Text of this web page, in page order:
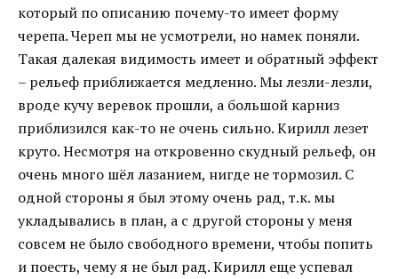
который по описанию почему-то имеет форму
черепа. Череп мы не усмотрели, но намек поняли.
Такая далекая видимость имеет и обратный эффект
– рельеф приближается медленно. Мы лезли-лезли,
вроде кучу веревок прошли, а большой карниз
приблизился как-то не очень сильно. Кирилл лезет
круто. Несмотря на откровенно скудный рельеф, он
очень много шёл лазанием, нигде не тормозил. С
одной стороны я был этому очень рад, т.к. мы
укладывались в план, а с другой стороны у меня
совсем не было свободного времени, чтобы попить
и поесть, чему я не был рад. Кирилл еще успевал